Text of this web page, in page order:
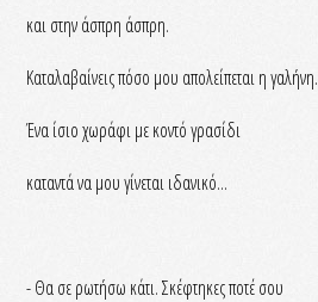
και στην άσπρη άσπρη.
Καταλαβαίνεις πόσο μου απολείπεται η γαλήνη.
Ένα ίσιο χωράφι με κοντό γρασίδι
καταντά να μου γίνεται ιδανικό...
- Θα σε ρωτήσω κάτι. Σκέφτηκες ποτέ σου